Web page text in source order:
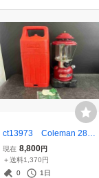
ct13973 Coleman 286A
700 ホワイトガソリン
ランタン キャンプ用
20260509
現在 8,800円
＋送料1,370円
0
1日